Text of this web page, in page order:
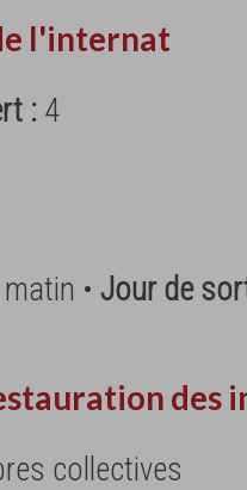
l'internat
: 4
• Jour de
des
collectives